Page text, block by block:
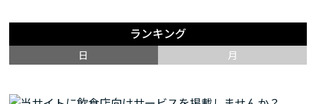
ランキング
日 月